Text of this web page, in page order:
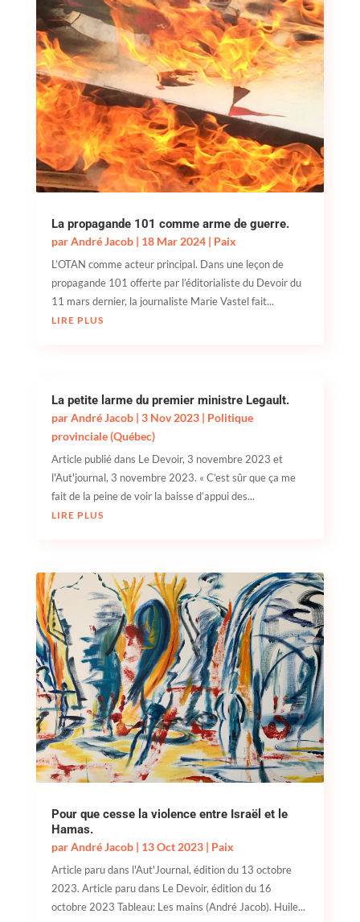
La propagande 101 comme arme de guerre.
parAndré Jacob| 18 Mar 2024| Paix
L’OTAN comme acteur principal. Dans une leçon de
propagande 101 offerte par l’éditorialiste du Devoir du
11 mars dernier, la journaliste Marie Vastel fait...
LIRE PLUS
La petite larme du premier ministre Legault.
parAndré Jacob| 3 Nov 2023| Politique
provinciale (Québec)
Article publié dans Le Devoir, 3 novembre 2023 et
l'Aut'journal, 3 novembre 2023. « C’est sûr que ça me
fait de la peine de voir la baisse d’appui des...
LIRE PLUS
Pour que cesse la violence entre Israël et le
Hamas.
parAndré Jacob| 13 Oct 2023| Paix
Article paru dans l'Aut'Journal, édition du 13 octobre
2023. Article paru dans Le Devoir, édition du 16
octobre 2023 Tableau: Les mains (André Jacob). Huile...